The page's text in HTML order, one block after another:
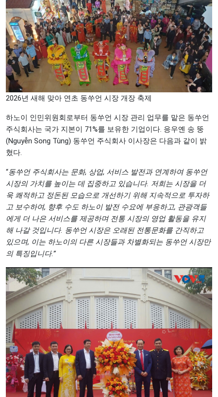
2026년 새해 맞아 연초 동쑤언 시장 개장 축제
하노이 인민위원회로부터 동쑤언 시장 관리 업무를 맡은 동쑤언
주식회사는 국가 지본이 71%를 보유한 기업이다. 응우옌 송 뚱
(Nguyễn Song Tùng) 동쑤언 주식회사 이사장은 다음과 같이 밝
혔다.
“동쑤언 주식회사는 문화, 상업, 서비스 발전과 연계하여 동쑤언
시장의 가치를 높이는 데 집중하고 있습니다. 저희는 시장을 더
욱 쾌적하고 정돈된 모습으로 개선하기 위해 지속적으로 투자하
고 보수하여, 향후 수도 하노이 발전 수요에 부응하고, 관광객들
에게 더 나은 서비스를 제공하며 전통 시장의 영업 활동을 유지
해 나갈 것입니다. 동쑤언 시장은 오래된 전통문화를 간직하고
있으며, 이는 하노이의 다른 시장들과 차별화되는 동쑤언 시장만
의 특징입니다.”